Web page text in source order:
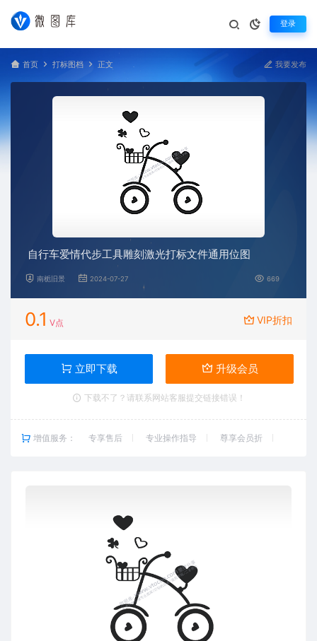
登录
首页 打标图档 正文 我要发布
自行车爱情代步工具雕刻激光打标文件通用位图
南栀旧景 2024-07-27 669
0.1 V点 VIP折扣
立即下载 升级会员
下载不了？请联系网站客服提交链接错误！
增值服务： 专享售后 专业操作指导 尊享会员折